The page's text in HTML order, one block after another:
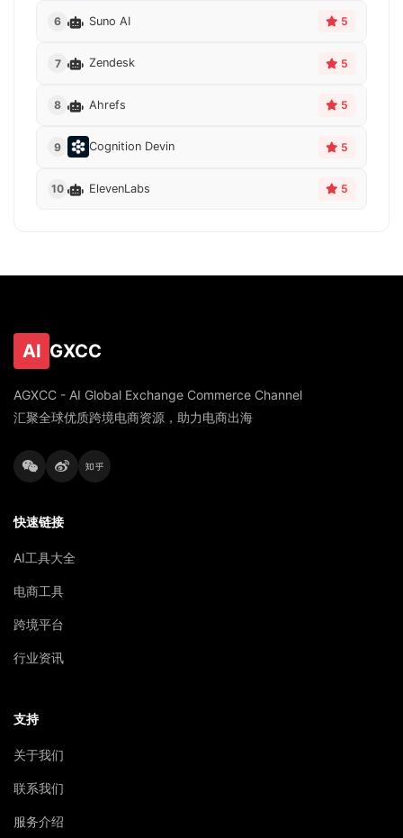
6 Suno AI 5
7 Zendesk 5
8 Ahrefs 5
9 Cognition Devin 5
10 ElevenLabs 5
AI GXCC
AGXCC - AI Global Exchange Commerce Channel
汇聚全球优质跨境电商资源，助力电商出海
快速链接
AI工具大全
电商工具
跨境平台
行业资讯
支持
关于我们
联系我们
服务介绍